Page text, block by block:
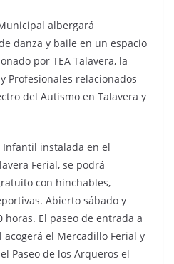
albergará
danza y baile en un espacio
por TEA Talavera, la
Profesionales relacionados
del Autismo en Talavera y
Infantil instalada en el
Ferial, se podrá
con hinchables,
Abierto sábado y
horas. El paseo de entrada a
acogerá el Mercadillo Ferial y
Paseo de los Arqueros el